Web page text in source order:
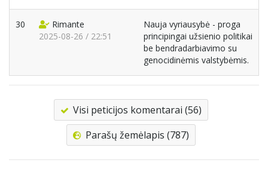
30
Rimante
2025-08-26 / 22:51
Nauja vyriausybė - proga
principingai užsienio politikai
be bendradarbiavimo su
genocidinėmis valstybėmis.
Visi peticijos komentarai (56)
Parašų žemėlapis (787)